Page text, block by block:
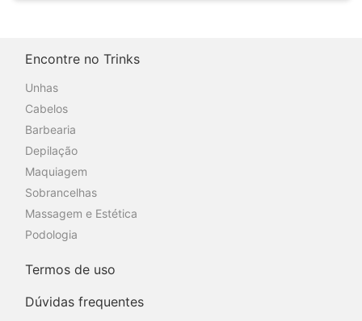
Encontre no Trinks
Unhas
Cabelos
Barbearia
Depilação
Maquiagem
Sobrancelhas
Massagem e Estética
Podologia
Termos de uso
Dúvidas frequentes